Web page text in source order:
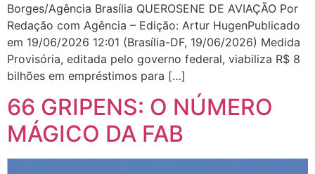
Borges/Agência Brasília QUEROSENE DE AVIAÇÃO Por
Redação com Agência – Edição: Artur HugenPublicado
em 19/06/2026 12:01 (Brasília-DF, 19/06/2026) Medida
Provisória, editada pelo governo federal, viabiliza R$ 8
bilhões em empréstimos para […]
66 GRIPENS: O NÚMERO
MÁGICO DA FAB